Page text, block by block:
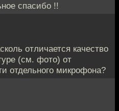
спасибо !!
отличается качество
(см. фото) от
отдельного микрофона?